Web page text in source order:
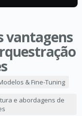
vantagens
& Fine-Tuning
e abordagens de